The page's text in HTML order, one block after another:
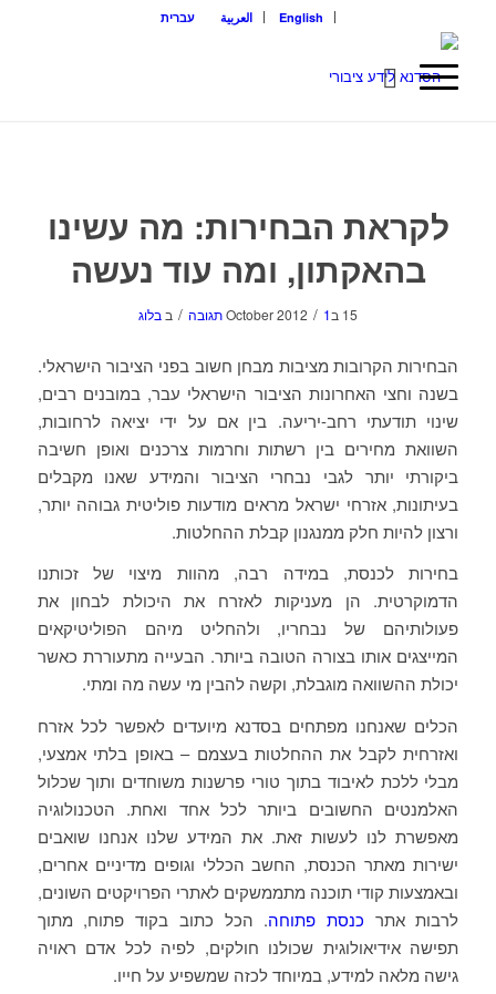
English العربية עברית
לקראת הבחירות: מה עשינו
בהאקתון, ומה עוד נעשה
15 בOctober 2012 / 1 תגובה / ב בלוג
הבחירות הקרובות מציבות מבחן חשוב בפני הציבור הישראלי.
בשנה וחצי האחרונות הציבור הישראלי עבר, במובנים רבים,
שינוי תודעתי רחב-יריעה. בין אם על ידי יציאה לרחובות,
השוואת מחירים בין רשתות וחרמות צרכנים ואופן חשיבה
ביקורתי יותר לגבי נבחרי הציבור והמידע שאנו מקבלים
בעיתונות, אזרחי ישראל מראים מודעות פוליטית גבוהה יותר,
ורצון להיות חלק ממנגנון קבלת ההחלטות.
בחירות לכנסת, במידה רבה, מהוות מיצוי של זכותנו
הדמוקרטית. הן מעניקות לאזרח את היכולת לבחון את
פעולותיהם של נבחריו, ולהחליט מיהם הפוליטיקאים
המייצגים אותו בצורה הטובה ביותר. הבעייה מתעוררת כאשר
יכולת ההשוואה מוגבלת, וקשה להבין מי עשה מה ומתי.
הכלים שאנחנו מפתחים בסדנא מיועדים לאפשר לכל אזרח
ואזרחית לקבל את ההחלטות בעצמם – באופן בלתי אמצעי,
מבלי ללכת לאיבוד בתוך טורי פרשנות משוחדים ותוך שכלול
האלמנטים החשובים ביותר לכל אחד ואחת. הטכנולוגיה
מאפשרת לנו לעשות זאת. את המידע שלנו אנחנו שואבים
ישירות מאתר הכנסת, החשב הכללי וגופים מדיניים אחרים,
ובאמצעות קודי תוכנה מתממשקים לאתרי הפרויקטים השונים,
לרבות אתר כנסת פתוחה. הכל כתוב בקוד פתוח, מתוך
תפישה אידיאולוגית שכולנו חולקים, לפיה לכל אדם ראויה
גישה מלאה למידע, במיוחד לכזה שמשפיע על חייו.